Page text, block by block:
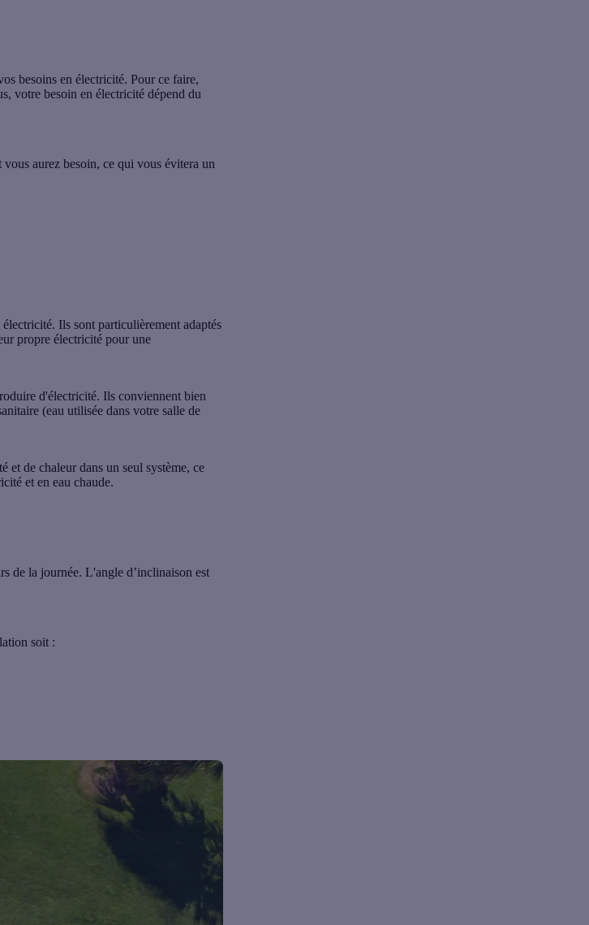
besoins en électricité. Pour ce faire,
votre besoin en électricité dépend du
aurez besoin, ce qui vous évitera un
électricité. Ils sont particulièrement adaptés
propre électricité pour une
d'électricité. Ils conviennent bien
(eau utilisée dans votre salle de
et de chaleur dans un seul système, ce
et en eau chaude.
de la journée. L'angle d’inclinaison est
soit :